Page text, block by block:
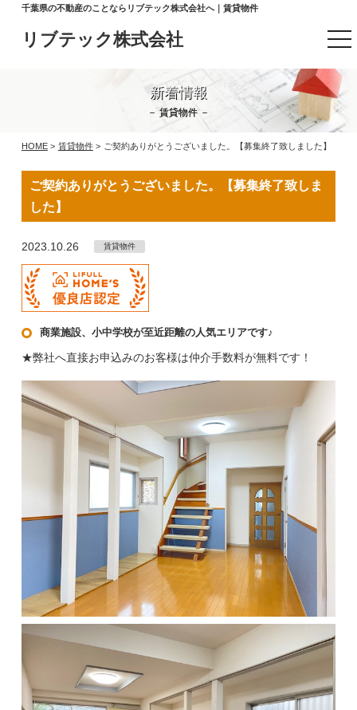
千葉県の不動産のことならリブテック株式会社へ｜賃貸物件
リブテック株式会社
新着情報
－ 賃貸物件 －
HOME> 賃貸物件> ご契約ありがとうございました。【募集終了致しました】
ご契約ありがとうございました。【募集終了致しま
した】
2023.10.26 賃貸物件
商業施設、小中学校が至近距離の人気エリアです♪
★弊社へ直接お申込みのお客様は仲介手数料が無料です！
t
o
g
l
e
n
a